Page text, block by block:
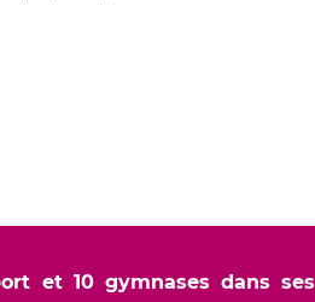
et 10 gymnases dans ses